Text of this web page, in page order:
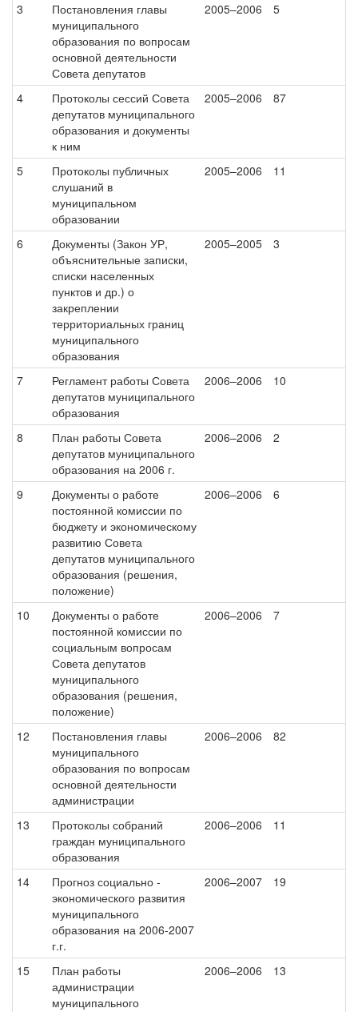
3
Постановления главы
муниципального
образования по вопросам
основной деятельности
Совета депутатов
2005–2006 5
4
Протоколы сессий Совета
депутатов муниципального
образования и документы
к ним
2005–2006 87
5
Протоколы публичных
слушаний в
муниципальном
образовании
2005–2006 11
6
Документы (Закон УР,
объяснительные записки,
списки населенных
пунктов и др.) о
закреплении
территориальных границ
муниципального
образования
2005–2005 3
7
Регламент работы Совета
депутатов муниципального
образования
2006–2006 10
8
План работы Совета
депутатов муниципального
образования на 2006 г.
2006–2006 2
9
Документы о работе
постоянной комиссии по
бюджету и экономическому
развитию Совета
депутатов муниципального
образования (решения,
положение)
2006–2006 6
10
Документы о работе
постоянной комиссии по
социальным вопросам
Совета депутатов
муниципального
образования (решения,
положение)
2006–2006 7
12
Постановления главы
муниципального
образования по вопросам
основной деятельности
администрации
2006–2006 82
13
Протоколы собраний
граждан муниципального
образования
2006–2006 11
14
Прогноз социально -
экономического развития
муниципального
образования на 2006-2007
г.г.
2006–2007 19
15
План работы
администрации
муниципального
2006–2006 13